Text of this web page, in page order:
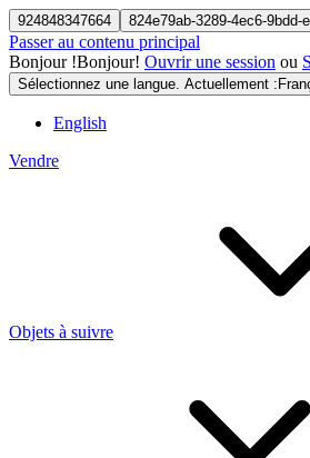
924848347664 824e79ab-3289-4ec6-
Passer au contenu principal
Bonjour !Bonjour! Ouvrir une session ou
Sélectionnez une langue. Actuellement :
English
Vendre
Objets à suivre